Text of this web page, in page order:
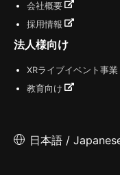
会社概要
採用情報
法人様向け
XRライブイベント事業
教育向け